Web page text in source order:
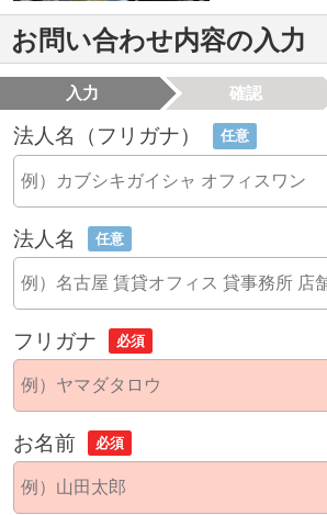
お問い合わせ内容の入力
入力 確認
法人名（フリガナ） 任意
法人名 任意
フリガナ 必須
お名前 必須